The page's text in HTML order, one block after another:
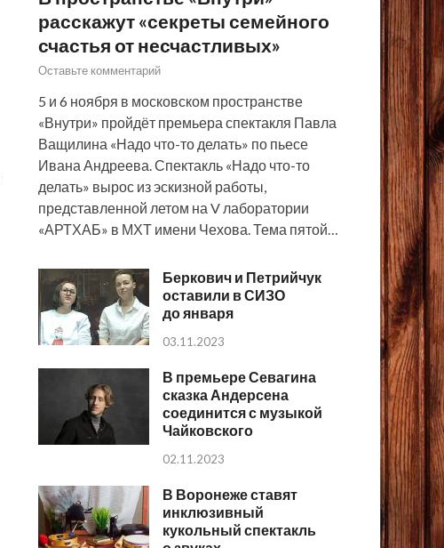
расскажут «секреты семейного
счастья от несчастливых»
Оставьте комментарий
5 и 6 ноября в московском пространстве
«Внутри» пройдёт премьера спектакля Павла
Ващилина «Надо что-то делать» по пьесе
Ивана Андреева. Спектакль «Надо что-то
делать» вырос из эскизной работы,
представленной летом на V лаборатории
«АРТХАБ» в МХТ имени Чехова. Тема пятой…
Беркович и Петрийчук
оставили в СИЗО
до января
03.11.2023
В премьере Севагина
сказка Андерсена
соединится с музыкой
Чайковского
02.11.2023
В Воронеже ставят
инклюзивный
кукольный спектакль